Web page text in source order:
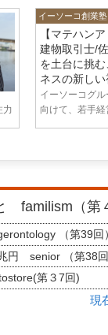
力
イーソーコ創業塾
【マテハン
建物取引士/
を土台に挑
ネスの新し
イーソーコグ
向けて、若手
familism（第
（第39回
円 senior （第38
第３7回)
現